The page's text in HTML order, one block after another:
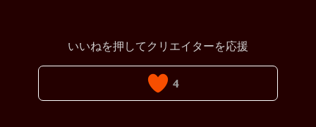
4
いいねを押してクリエイターを応援